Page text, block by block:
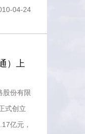
04-24
）上
股份有限
式创立
亿元，